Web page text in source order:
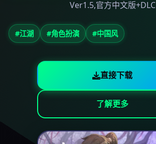
Ver1.5,官方中文版+DLC
#江湖 #角色扮演 #中国风
直接下载
了解更多